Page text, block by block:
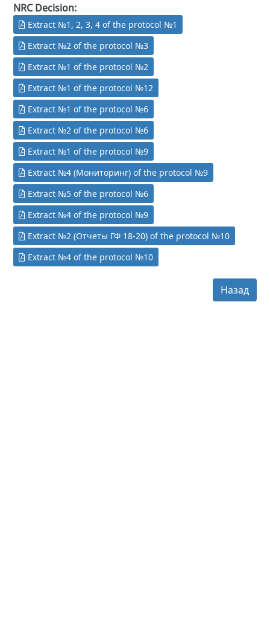
NRC Decision
Extract №1, 2, 3, 4 of the protocol №1
Extract №2 of the protocol №3
Extract №1 of the protocol №2
Extract №1 of the protocol №12
Extract №1 of the protocol №6
Extract №2 of the protocol №6
Extract №1 of the protocol №9
Extract №4 (Мониторинг) of the protocol №9
Extract №5 of the protocol №6
Extract №4 of the protocol №9
Extract №2 (Отчеты ГФ 18-20) of the protocol №10
Extract №4 of the protocol №10
Назад